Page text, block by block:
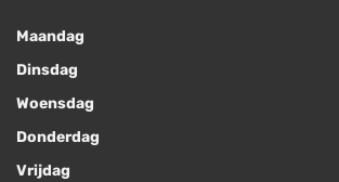
Maandag
Dinsdag
Woensdag
Donderdag
Vrijdag